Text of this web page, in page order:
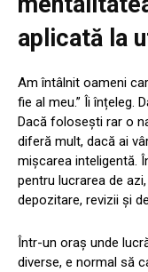
aplicată la
Am întâlnit oameni
fie al meu.” Îi înțeleg.
Dacă folosești rar o
diferă mult, dacă ai
mișcarea inteligentă.
pentru lucrarea de
depozitare, revizii și
Într-un oraș unde
diverse, e normal să